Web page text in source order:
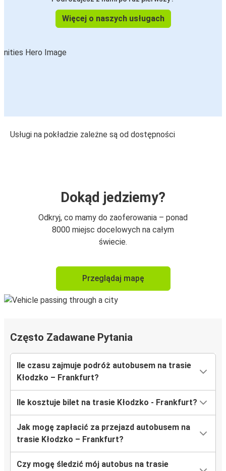
Więcej o naszych usługach
Usługi na pokładzie zależne są od dostępności
Dokąd jedziemy?
Odkryj, co mamy do zaoferowania – ponad
8000 miejsc docelowych na całym
świecie.
Przeglądaj mapę
Często Zadawane Pytania
Ile czasu zajmuje podróż autobusem na trasie
Kłodzko – Frankfurt?
Ile kosztuje bilet na trasie Kłodzko - Frankfurt?
Jak mogę zapłacić za przejazd autobusem na
trasie Kłodzko – Frankfurt?
Czy mogę śledzić mój autobus na trasie